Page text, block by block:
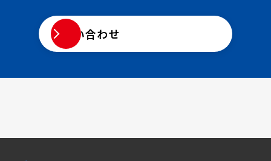
お問い合わせ